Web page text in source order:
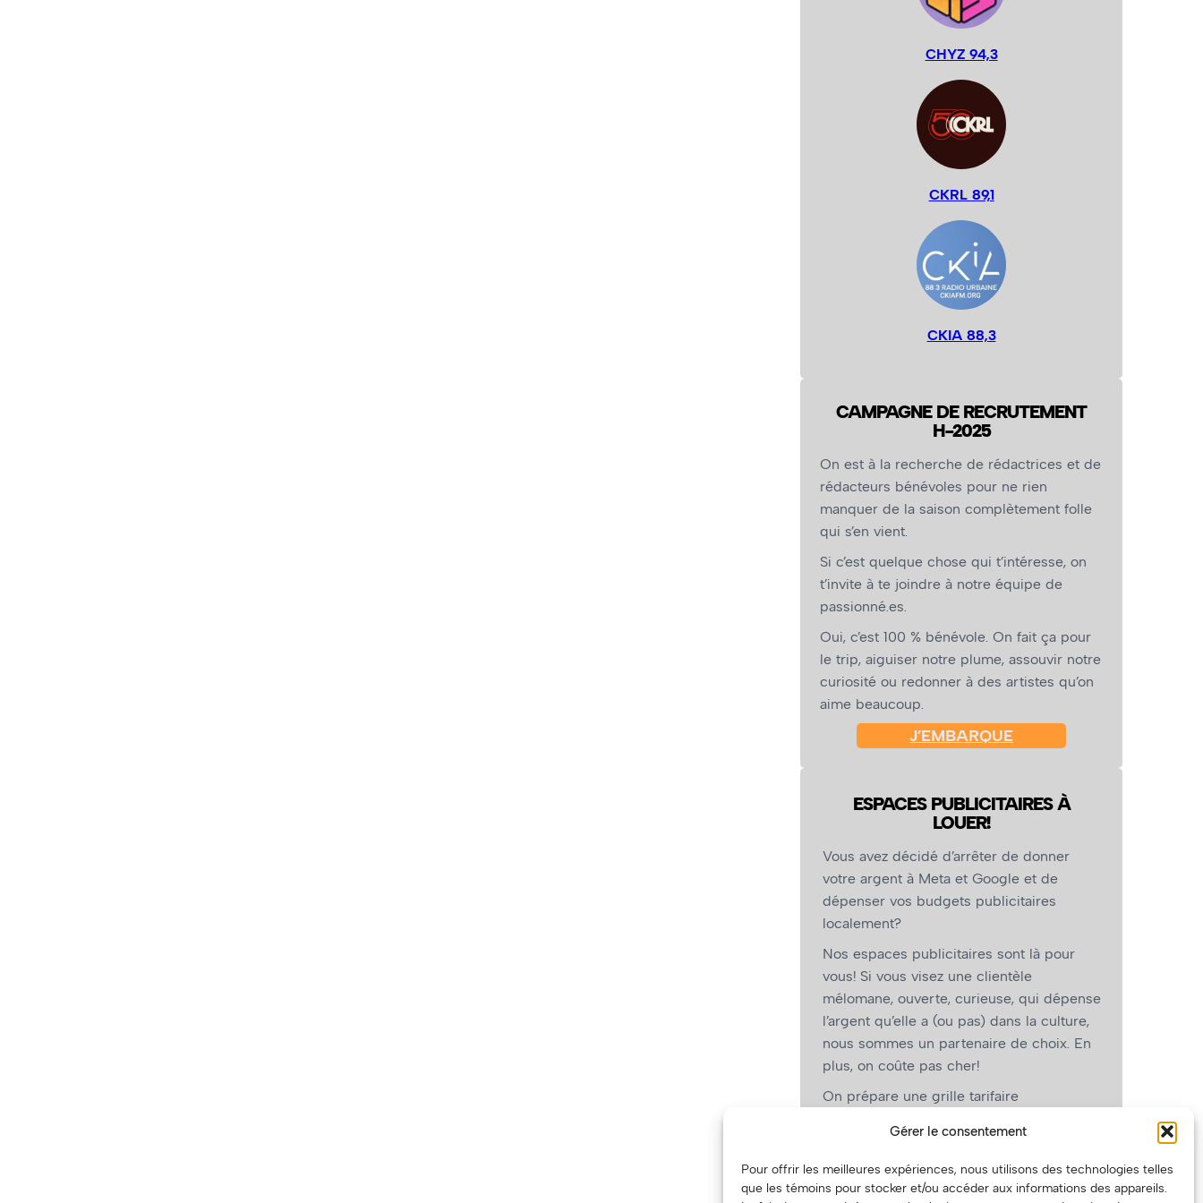
Gérer le consentement
Pour offrir les meilleures expériences, nous utilisons des technologies telles
que les témoins pour stocker et/ou accéder aux informations des appareils.
CHYZ 94,3
CKRL 89,1
CKIA 88,3
CAMPAGNE DE RECRUTEMENT
H-2025
On est à la recherche de rédactrices et de
rédacteurs bénévoles pour ne rien
manquer de la saison complètement folle
qui s’en vient.
Si c’est quelque chose qui t’intéresse, on
t’invite à te joindre à notre équipe de
passionné.es.
Oui, c’est 100 % bénévole. On fait ça pour
le trip, aiguiser notre plume, assouvir notre
curiosité ou redonner à des artistes qu’on
aime beaucoup.
J’EMBARQUE
ESPACES PUBLICITAIRES À
LOUER!
Vous avez décidé d’arrêter de donner
votre argent à Meta et Google et de
dépenser vos budgets publicitaires
localement?
Nos espaces publicitaires sont là pour
vous! Si vous visez une clientèle
mélomane, ouverte, curieuse, qui dépense
l’argent qu’elle a (ou pas) dans la culture,
nous sommes un partenaire de choix. En
plus, on coûte pas cher!
On prépare une grille tarifaire
vous, les artistes!)